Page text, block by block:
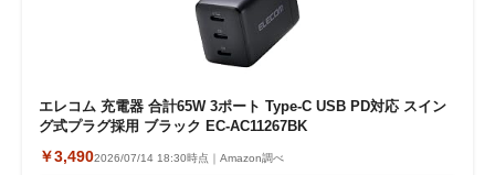
エレコム 充電器 合計65W 3ポート Type-C USB PD対応 スイン
グ式プラグ採用 ブラック EC-AC11267BK
￥3,4902026/07/14 18:30時点｜Amazon調べ